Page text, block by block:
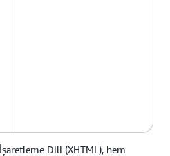
Dili (XHTML), hem